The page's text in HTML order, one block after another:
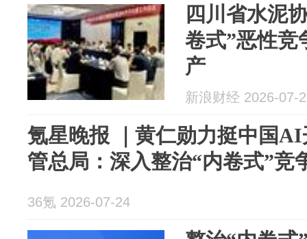
四川省水泥
卷式”恶性竞
产
新浪财经 2026-07-
氪星晚报 ｜黄仁勋力挺中国
管总局：深入整治“内卷式”竞
36氪 2026-07-24